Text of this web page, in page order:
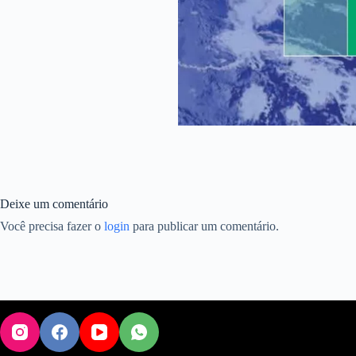
Deixe um comentário
Você precisa fazer o login para publicar um comentário.